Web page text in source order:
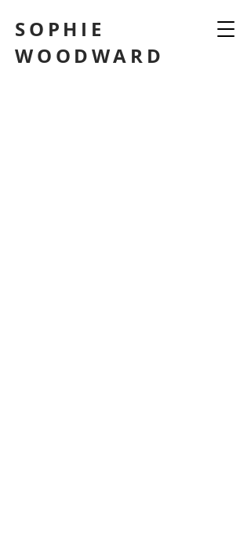
SOPHIE
WOODWARD